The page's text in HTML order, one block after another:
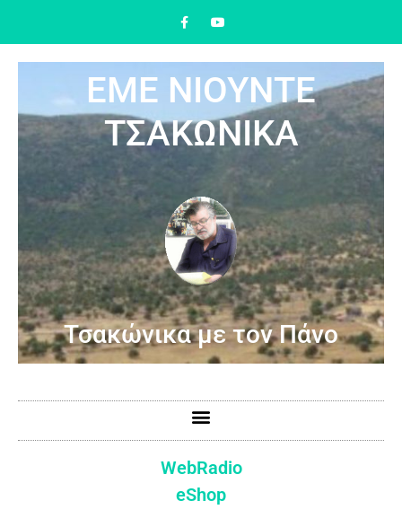
ΕΜΕ ΝΙΟΥΝΤΕ
ΤΣΑΚΩΝΙΚΑ
Τσακώνικα με τον Πάνο
WebRadio
eShop